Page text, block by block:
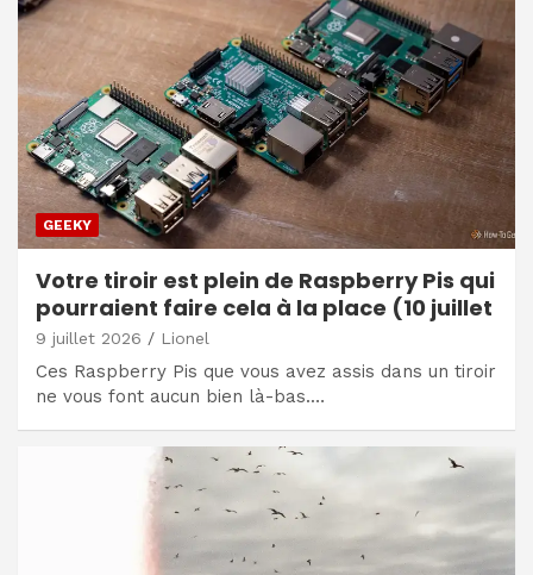
GEEKY
Votre tiroir est plein de Raspberry Pis qui
pourraient faire cela à la place (10 juillet
9 juillet 2026 Lionel
Ces Raspberry Pis que vous avez assis dans un tiroir
ne vous font aucun bien là-bas.…